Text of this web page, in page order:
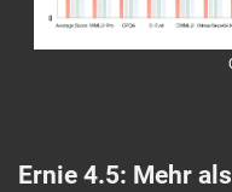
Ernie 4.5: Mehr